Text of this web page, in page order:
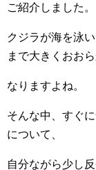
ご紹介しました。
クジラが海を泳
まで大きくおお
なりますよね。
そんな中、すぐ
について、
自分ながら少し